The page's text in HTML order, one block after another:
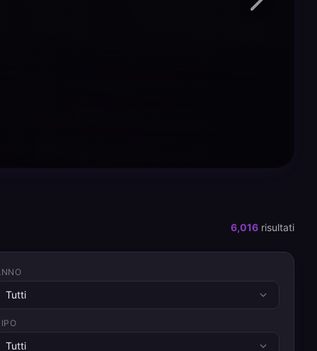
6,016 risultati
Tutti
Tutti